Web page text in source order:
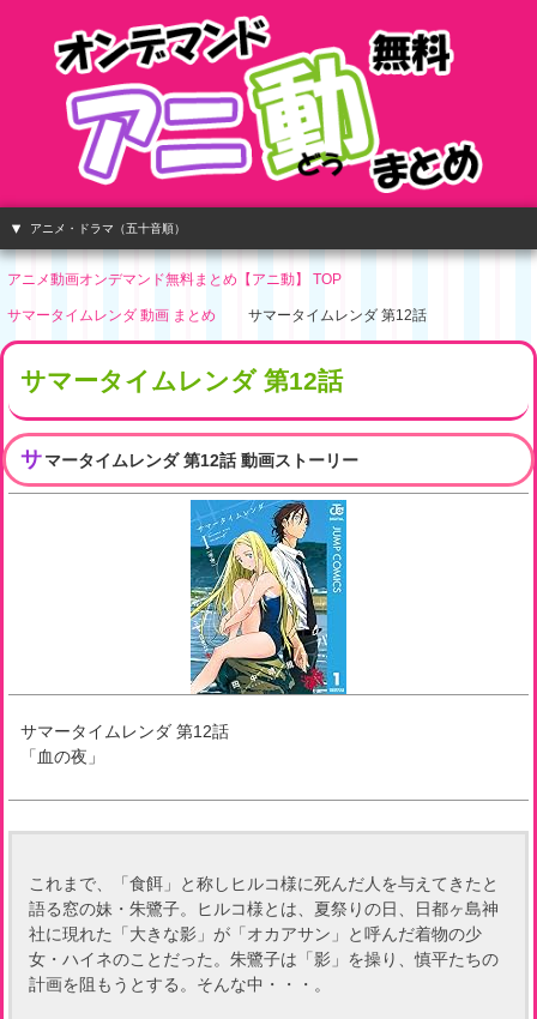
アニメ・ドラマ（五十音順）
アニメ動画オンデマンド無料まとめ【アニ動】 TOP
サマータイムレンダ 動画 まとめ サマータイムレンダ 第12話
サマータイムレンダ 第12話
サマータイムレンダ 第12話 動画ストーリー
サマータイムレンダ 第12話
「 血の夜 」
これまで、「食餌」と称しヒルコ様に死んだ人を与えてきたと
語る窓の妹・朱鷺子。ヒルコ様とは、夏祭りの日、日都ヶ島神
社に現れた「大きな影」が「オカアサン」と呼んだ着物の少
女・ハイネのことだった。朱鷺子は「影」を操り、慎平たちの
計画を阻もうとする。そんな中・・・。